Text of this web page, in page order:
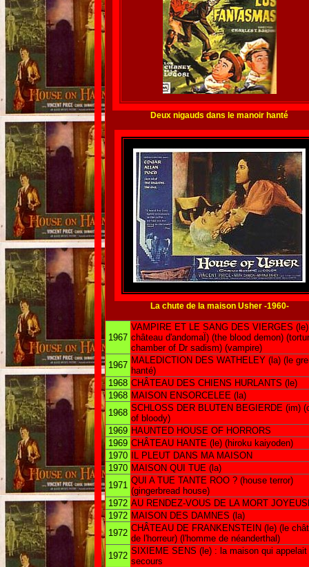
Deux nigauds dans le manoir hanté
La chute de la maison Usher -1960-
1967
VAMPIRE ET LE SANG DES VIERGES
château d'andomaÏ) (the blood demon)
chamber of Dr sadism) (vampire)
1967 MALEDICTION DES WATHELEY (la) (le
hanté)
1968 CHÂTEAU DES CHIENS HURLANTS (le)
1968 MAISON ENSORCELEE (la)
1968 SCHLOSS DER BLUTEN BEGIERDE (im)
of bloody)
1969 HAUNTED HOUSE OF HORRORS
1969 CHÂTEAU HANTE (le) (hiroku kaiyoden)
1970
IL PLEUT DANS MA MAISON
1970 MAISON QUI TUE (la)
1971 QUI A TUE TANTE ROO ? (house terror)
(gingerbread house)
1972 AU RENDEZ-VOUS DE LA MORT
1972 MAISON DES DAMNES (la)
1972 CHÂTEAU DE FRANKENSTEIN (le) (le
de l'horreur) (l'homme de néanderthal)
1972 SIXIEME SENS (le) : la maison qui appelait
secours